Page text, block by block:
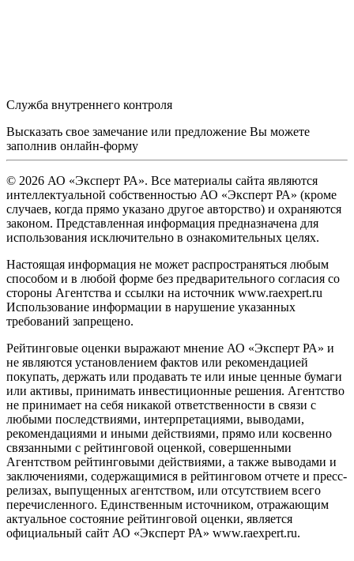
Служба внутреннего контроля
Высказать свое замечание или предложение Вы можете
заполнив онлайн-форму
© 2026 АО «Эксперт РА». Все материалы сайта являются
интеллектуальной собственностью АО «Эксперт РА» (кроме
случаев, когда прямо указано другое авторство) и охраняются
законом. Представленная информация предназначена для
использования исключительно в ознакомительных целях.
Настоящая информация не может распространяться любым
способом и в любой форме без предварительного согласия со
стороны Агентства и ссылки на источник www.raexpert.ru
Использование информации в нарушение указанных
требований запрещено.
Рейтинговые оценки выражают мнение АО «Эксперт РА» и
не являются установлением фактов или рекомендацией
покупать, держать или продавать те или иные ценные бумаги
или активы, принимать инвестиционные решения. Агентство
не принимает на себя никакой ответственности в связи с
любыми последствиями, интерпретациями, выводами,
рекомендациями и иными действиями, прямо или косвенно
связанными с рейтинговой оценкой, совершенными
Агентством рейтинговыми действиями, а также выводами и
заключениями, содержащимися в рейтинговом отчете и пресс-
релизах, выпущенных агентством, или отсутствием всего
перечисленного. Единственным источником, отражающим
актуальное состояние рейтинговой оценки, является
официальный сайт АО «Эксперт РА» www.raexpert.ru.